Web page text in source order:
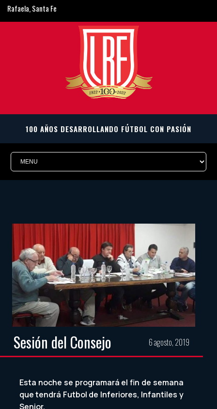
Rafaela, Santa Fe
ligarafaelina@gmail.com
Sesión del Consejo 6 agosto, 2019
Esta noche se programará el fin de semana
que tendrá Futbol de Inferiores, Infantiles y
Senior.